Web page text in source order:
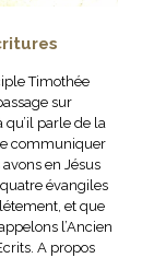
Timothée
sur
qu’il parle de la
communiquer
en Jésus
quatre évangiles
et que
l’Ancien
A propos